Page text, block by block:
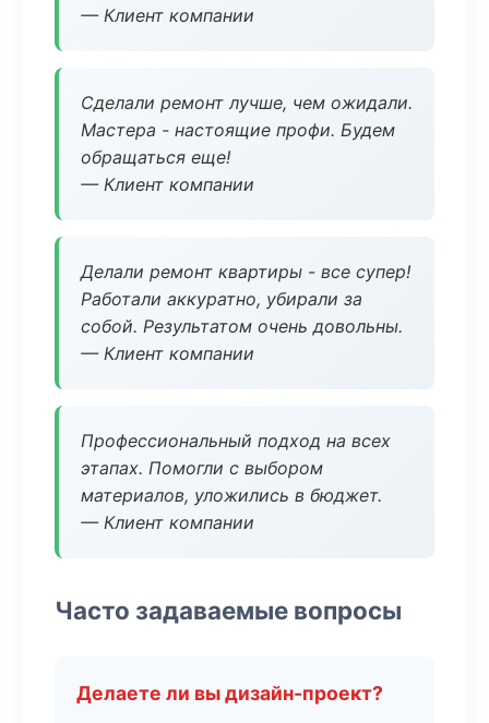
— Клиент компании
Сделали ремонт лучше, чем ожидали.
Мастера - настоящие профи. Будем
обращаться еще!
— Клиент компании
Делали ремонт квартиры - все супер!
Работали аккуратно, убирали за
собой. Результатом очень довольны.
— Клиент компании
Профессиональный подход на всех
этапах. Помогли с выбором
материалов, уложились в бюджет.
— Клиент компании
Часто задаваемые вопросы
Делаете ли вы дизайн-проект?